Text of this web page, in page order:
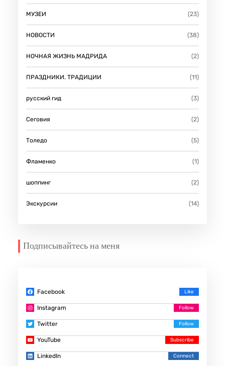
МУЗЕИ (23)
НОВОСТИ (38)
НОЧНАЯ ЖИЗНЬ МАДРИДА (2)
ПРАЗДНИКИ. ТРАДИЦИИ (11)
русский гид (3)
Сеговия (2)
Толедо (5)
Фламенко (1)
шоппинг (2)
Экскурсии (14)
Подписывайтесь на меня
Facebook
Instagram
Twitter
YouTube
LinkedIn